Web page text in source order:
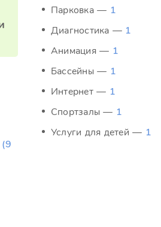
Парковка — 1
Диагностика — 1
Анимация — 1
Бассейны — 1
Интернет — 1
Спортзалы — 1
Услуги для детей — 1